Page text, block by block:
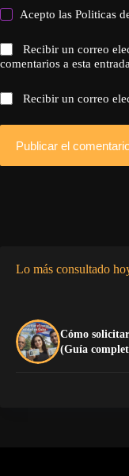
Acepto lasPoliticas
Recibir un correo
comentarios a esta
Recibir un correo
Publicar el
Lo más consultado
Cómo
(Guía